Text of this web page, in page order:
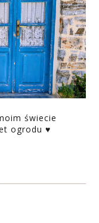
świecie
ogrodu ♥